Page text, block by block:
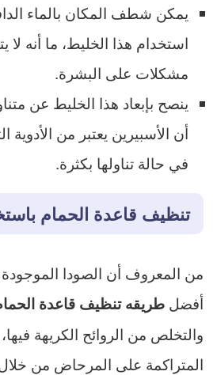
يمكن شطف المكان بالماء
استخدام هذا الخليط، ما أنه
مشكلات على البشرة.
ينصح بإبعاد هذا الخليط عن
أن الأسبيرين يعتبر من
في حالة تناولها بكثرة.
تنظيف قاعدة الحمام
من المعروف أن الصودا الموجودة
أفضل طريقه تنظيف قاعدة
والتخلص من الروائح الكريهة
المتراكمة على المرحاض من